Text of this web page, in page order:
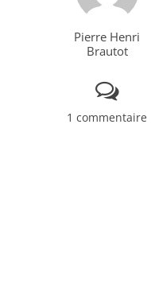
Pierre Henri
Brautot
1 commentaire